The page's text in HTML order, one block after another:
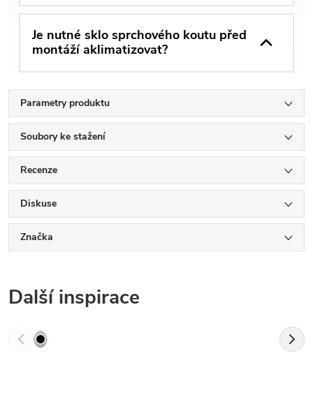
Je nutné sklo sprchového koutu před
montáží aklimatizovat?
Parametry produktu
Soubory ke stažení
Recenze
Diskuse
Značka
Další inspirace